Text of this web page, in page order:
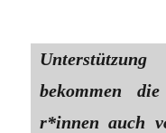
Unterstützung
bekommen
r*in­nen auch